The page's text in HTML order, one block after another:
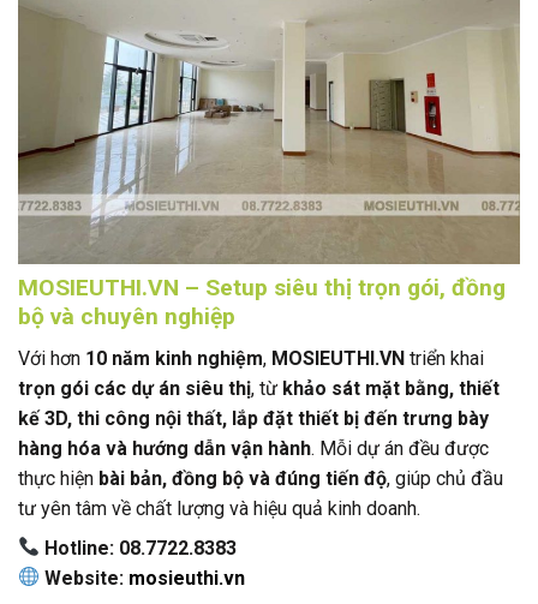
MOSIEUTHI.VN – Setup siêu thị trọn gói, đồng
bộ và chuyên nghiệp
Với hơn 10 năm kinh nghiệm, MOSIEUTHI.VN triển khai
trọn gói các dự án siêu thị, từ khảo sát mặt bằng, thiết
kế 3D, thi công nội thất, lắp đặt thiết bị đến trưng bày
hàng hóa và hướng dẫn vận hành. Mỗi dự án đều được
thực hiện bài bản, đồng bộ và đúng tiến độ, giúp chủ đầu
tư yên tâm về chất lượng và hiệu quả kinh doanh.
Hotline: 08.7722.8383
Website: mosieuthi.vn